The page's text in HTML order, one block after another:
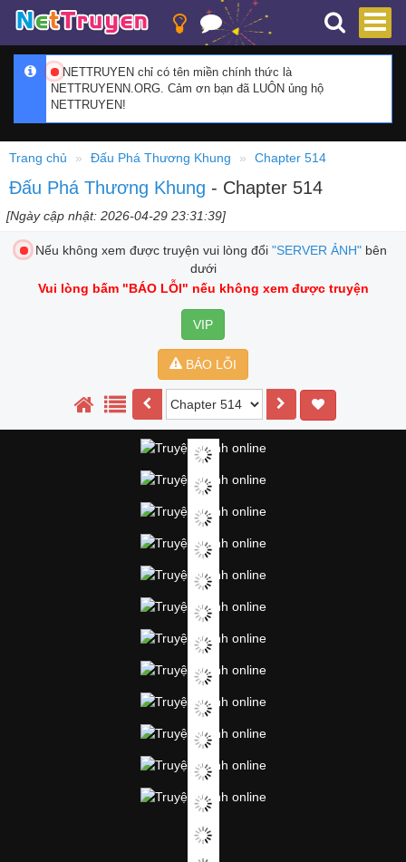
NETTRUYEN chỉ có tên miền chính thức là
NETTRUYENN.ORG. Cảm ơn bạn đã LUÔN ủng hộ
NETTRUYEN!
Trang chủ Đấu Phá Thương Khung Chapter 514
Đấu Phá Thương Khung - Chapter 514
[Ngày cập nhật: 2026-04-29 23:31:39]
Nếu không xem được truyện vui lòng đổi "SERVER ẢNH"bên
dưới
Vui lòng bấm "BÁO LỖI" nếu không xem được truyện
VIP
BÁO LỖI